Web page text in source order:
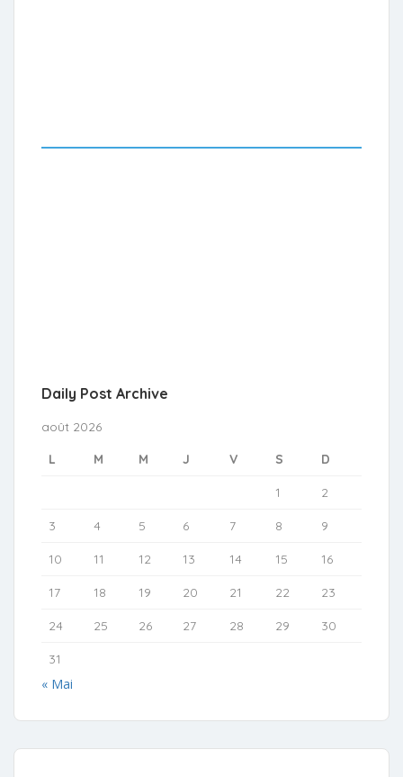
Daily Post Archive
août 2026
L
M M J V S D
1 2
3 4 5 6 7 8 9
10 11 12 13 14 15 16
17 18 19 20 21 22 23
24 25 26 27 28 29 30
31
« Mai